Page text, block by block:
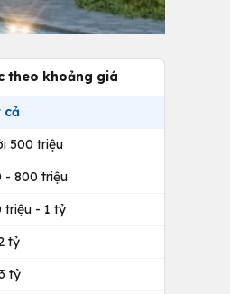
theo khoảng giá
cả
500 triệu
- 800 triệu
triệu - 1 tỷ
tỷ
tỷ